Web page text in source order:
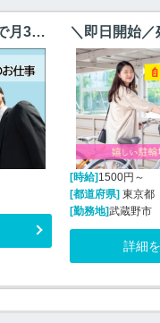
月10回程度の勤務で月34万円以上！夜間の故障受付＠西葛西
[時給]1500円～
[都道府県] 東京都
[勤務地]武蔵野市
詳細